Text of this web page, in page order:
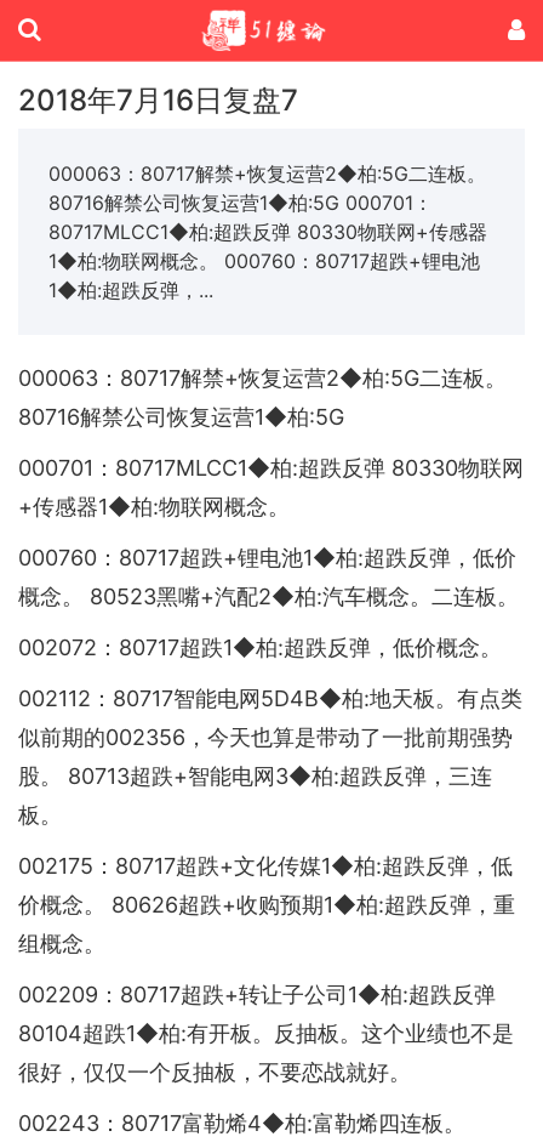
2018年7月16日复盘7
000063：80717解禁+恢复运营2◆柏:5G二连板。
80716解禁公司恢复运营1◆柏:5G 000701：
80717MLCC1◆柏:超跌反弹 80330物联网+传感器
1◆柏:物联网概念。 000760：80717超跌+锂电池
1◆柏:超跌反弹，...
000063：80717解禁+恢复运营2◆柏:5G二连板。
80716解禁公司恢复运营1◆柏:5G
000701：80717MLCC1◆柏:超跌反弹 80330物联网
+传感器1◆柏:物联网概念。
000760：80717超跌+锂电池1◆柏:超跌反弹，低价
概念。 80523黑嘴+汽配2◆柏:汽车概念。二连板。
002072：80717超跌1◆柏:超跌反弹，低价概念。
002112：80717智能电网5D4B◆柏:地天板。有点类
似前期的002356，今天也算是带动了一批前期强势
股。 80713超跌+智能电网3◆柏:超跌反弹，三连
板。
002175：80717超跌+文化传媒1◆柏:超跌反弹，低
价概念。 80626超跌+收购预期1◆柏:超跌反弹，重
组概念。
002209：80717超跌+转让子公司1◆柏:超跌反弹
80104超跌1◆柏:有开板。反抽板。这个业绩也不是
很好，仅仅一个反抽板，不要恋战就好。
002243：80717富勒烯4◆柏:富勒烯四连板。